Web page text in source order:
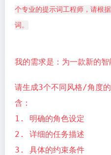
个专业的提示词工程师，请根
词。
我的需求是：为一款新的
请生成3个不同风格/角度
含：
1. 明确的角色设定
2. 详细的任务描述
3. 具体的约束条件